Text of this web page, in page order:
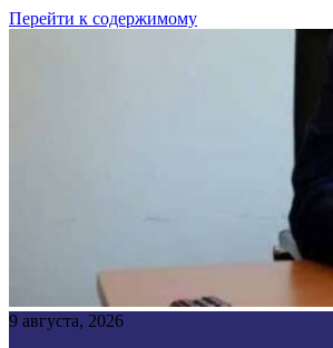
Перейти к содержимому
9 августа, 2026